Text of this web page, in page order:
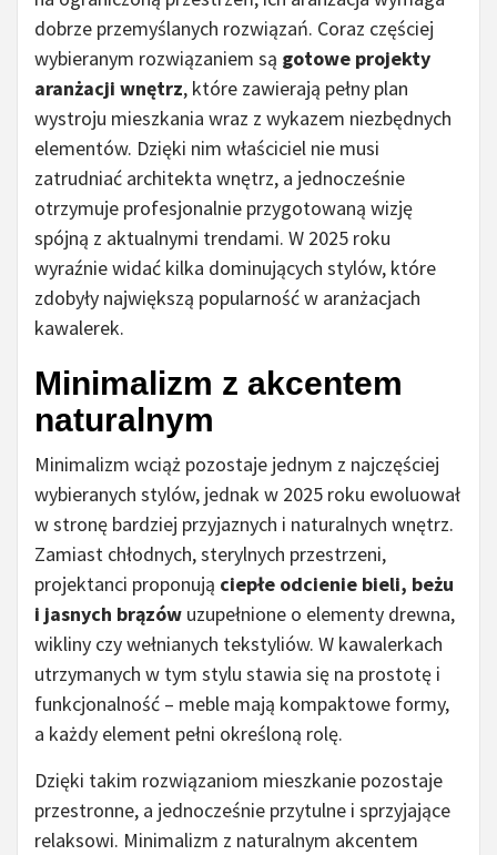
dobrze przemyślanych rozwiązań. Coraz częściej
wybieranym rozwiązaniem są gotowe projekty
aranżacji wnętrz, które zawierają pełny plan
wystroju mieszkania wraz z wykazem niezbędnych
elementów. Dzięki nim właściciel nie musi
zatrudniać architekta wnętrz, a jednocześnie
otrzymuje profesjonalnie przygotowaną wizję
spójną z aktualnymi trendami. W 2025 roku
wyraźnie widać kilka dominujących stylów, które
zdobyły największą popularność w aranżacjach
kawalerek.
Minimalizm z akcentem
naturalnym
Minimalizm wciąż pozostaje jednym z najczęściej
wybieranych stylów, jednak w 2025 roku ewoluował
w stronę bardziej przyjaznych i naturalnych wnętrz.
Zamiast chłodnych, sterylnych przestrzeni,
projektanci proponują ciepłe odcienie bieli, beżu
i jasnych brązów uzupełnione o elementy drewna,
wikliny czy wełnianych tekstyliów. W kawalerkach
utrzymanych w tym stylu stawia się na prostotę i
funkcjonalność – meble mają kompaktowe formy,
a każdy element pełni określoną rolę.
Dzięki takim rozwiązaniom mieszkanie pozostaje
przestronne, a jednocześnie przytulne i sprzyjające
relaksowi. Minimalizm z naturalnym akcentem